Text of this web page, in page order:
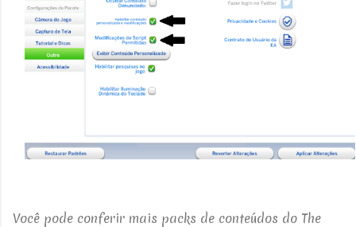
Você pode conferir mais packs de conteúdos do The